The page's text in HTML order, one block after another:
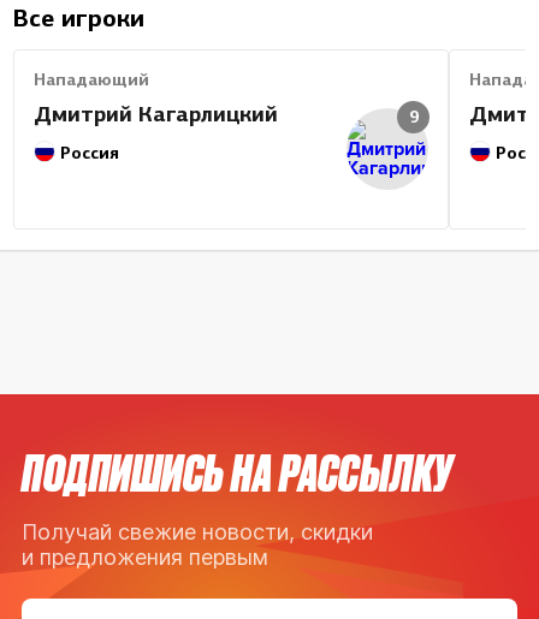
Все игроки
Нападающий
Дмитрий Кагарлицкий
Россия
9
ПОДПИШИСЬ НА РАССЫЛКУ
Получай свежие новости, скидки
и предложения первым